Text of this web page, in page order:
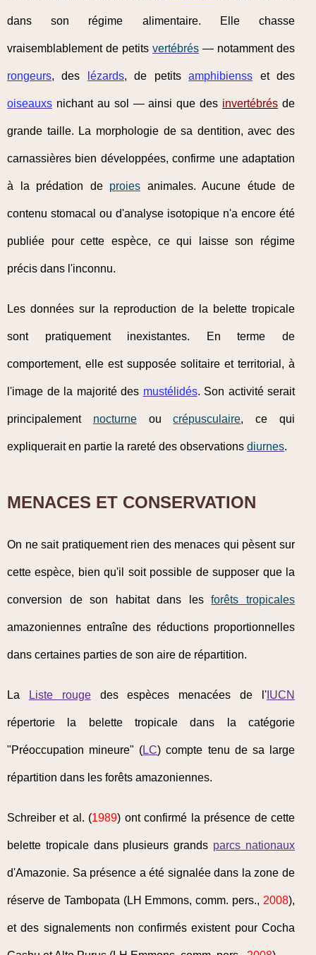
dans son régime alimentaire. Elle chasse
vraisemblablement de petits vertébrés — notamment des
rongeurs, des lézards, de petitsamphibienss et des
oiseauxs nichant au sol — ainsi que des invertébrés de
grande taille. La morphologie de sa dentition, avec des
carnassières bien développées, confirme une adaptation
à la prédation de proies animales. Aucune étude de
contenu stomacal ou d'analyse isotopique n'a encore été
publiée pour cette espèce, ce qui laisse son régime
précis dans l'inconnu.
Les données sur la reproduction de la belette tropicale
sont pratiquement inexistantes. En terme de
comportement, elle est supposée solitaire et territorial, à
l'image de la majorité des mustélidés. Son activité serait
principalement nocturneoucrépusculaire, ce qui
expliquerait en partie la rareté des observations diurnes.
MENACES ET CONSERVATION
On ne sait pratiquement rien des menaces qui pèsent sur
cette espèce, bien qu'il soit possible de supposer que la
conversion de son habitat dans lesforêts tropicales
amazoniennes entraîne des réductions proportionnelles
dans certaines parties de son aire de répartition.
La Liste rougedes espèces menacées de l' IUCN
répertorie la belette tropicale dans la catégorie
"Préoccupation mineure" (LC) compte tenu de sa large
répartition dans les forêts amazoniennes.
Schreiber et al. (1989) ont confirmé la présence de cette
belette tropicale dans plusieurs grands parcs nationaux
d'Amazonie. Sa présence a été signalée dans la zone de
réserve de Tambopata (LH Emmons, comm. pers., 2008),
et des signalements non confirmés existent pour Cocha